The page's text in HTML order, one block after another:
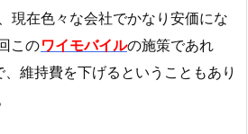
現在色々な会社でかなり安価にな
このワイモバイルの施策であれ
維持費を下げるということもあり